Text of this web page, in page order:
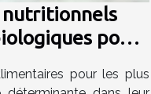
nutritionnels
pour
pour les plus